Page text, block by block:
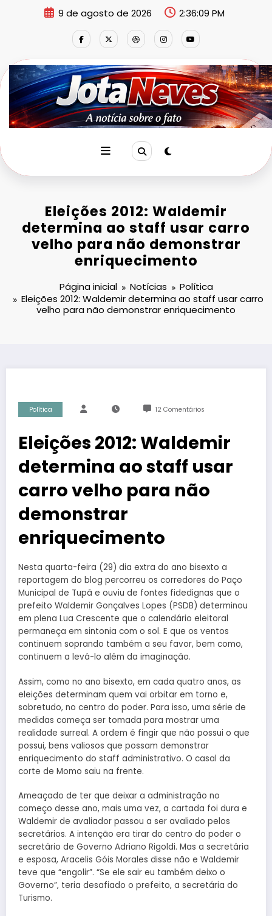
9 de agosto de 2026 2:36:10 PM
Eleições 2012: Waldemir
determina ao staff usar carro
velho para não demonstrar
enriquecimento
Página inicial Notícias
Política
Eleições 2012: Waldemir determina ao staff usar carro
velho para não demonstrar enriquecimento
Política 12 Comentários
Eleições 2012: Waldemir
determina ao staff usar
carro velho para não
demonstrar
enriquecimento
Nesta quarta-feira (29) dia extra do ano bisexto a
reportagem do blog percorreu os corredores do Paço
Municipal de Tupã e ouviu de fontes fidedignas que o
prefeito Waldemir Gonçalves Lopes (PSDB) determinou
em plena Lua Crescente que o calendário eleitoral
permaneça em sintonia com o sol. E que os ventos
continuem soprando também a seu favor, bem como,
continuem a levá-lo além da imaginação.
Assim, como no ano bisexto, em cada quatro anos, as
eleições determinam quem vai orbitar em torno e,
sobretudo, no centro do poder. Para isso, uma série de
medidas começa ser tomada para mostrar uma
realidade surreal. A ordem é fingir que não possui o que
possui, bens valiosos que possam demonstrar
enriquecimento do staff administrativo. O casal da
corte de Momo saiu na frente.
Ameaçado de ter que deixar a administração no
começo desse ano, mais uma vez, a cartada foi dura e
Waldemir de avaliador passou a ser avaliado pelos
secretários. A intenção era tirar do centro do poder o
secretário de Governo Adriano Rigoldi. Mas a secretária
e esposa, Aracelis Góis Morales disse não e Waldemir
teve que “engolir”. “Se ele sair eu também deixo o
Governo”, teria desafiado o prefeito, a secretária do
Turismo.